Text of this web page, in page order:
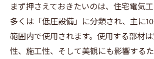
まず押さえておきたいのは、住宅電気
多くは「低圧設備」に分類され、主に
範囲内で使用されます。使用する部材
性、施工性、そして美観にも影響する